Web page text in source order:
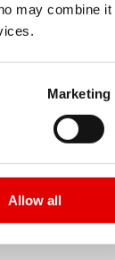
may combine it
Marketing
Allow all